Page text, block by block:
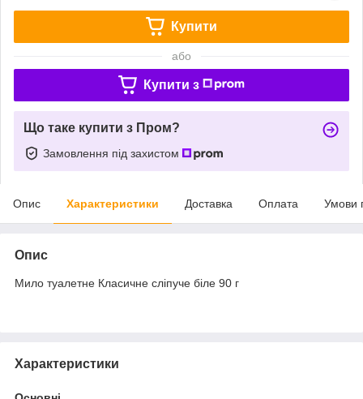
Купити
або
Купити з
Що таке купити з Пром?
Замовлення під захистом
Опис Характеристики Доставка Оплата Умови
Опис
Мило туалетне Класичне сліпуче біле 90 г
Характеристики